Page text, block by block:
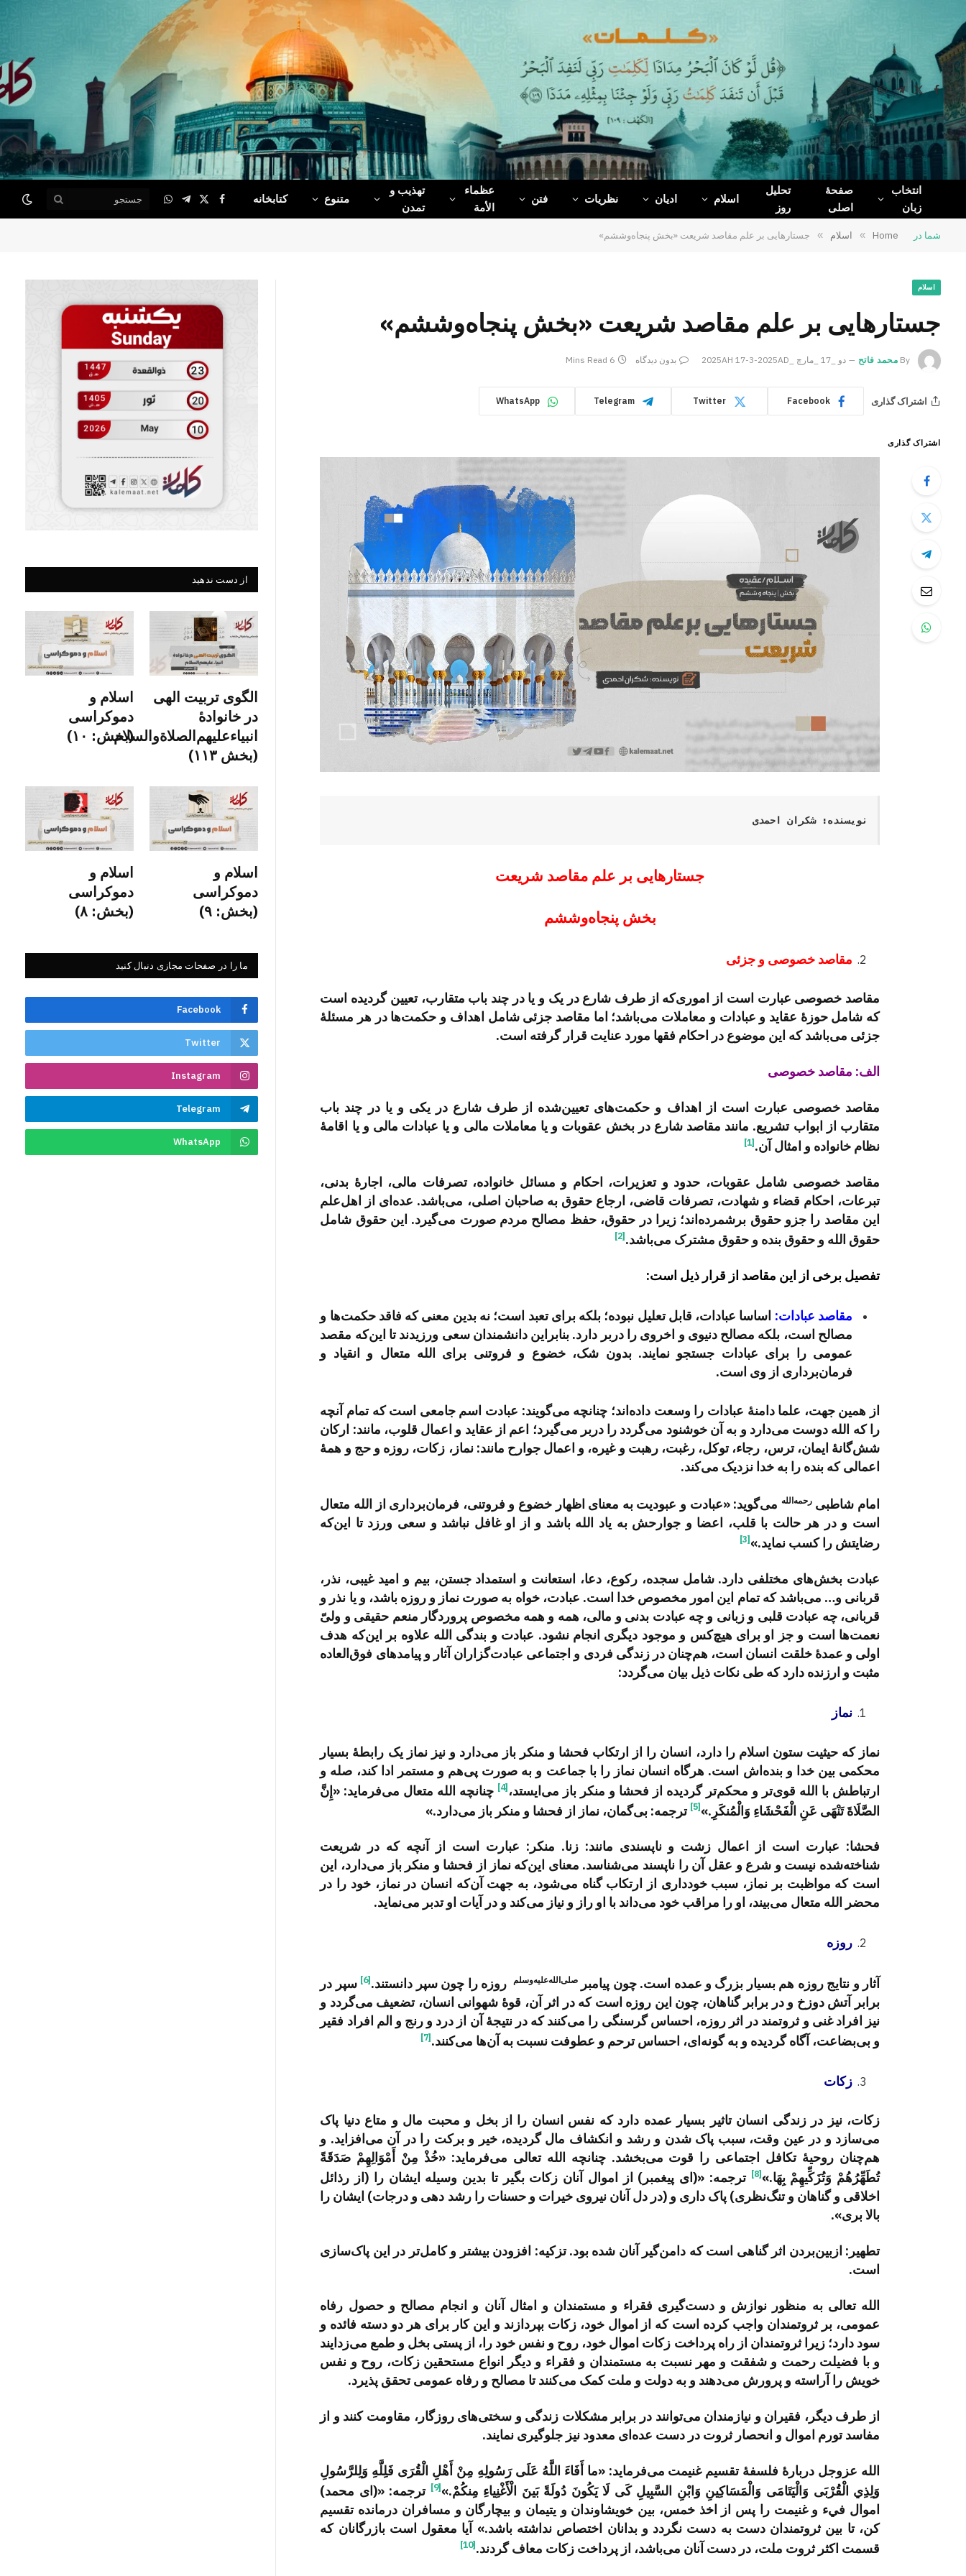
Facebook
X
(Twitter)
Telegram
WhatsApp
انتخاب
زبان
صفحۀ
اصلی
تحلیل
روز
اسلام ادیان نظریات فتن
عظماء‌
الأمة
تهذیب و
تمدن
متنوع کتابخانه Facebook
X
(Twitter)
Telegram
WhatsApp
شما در Home
» اسلام » جستارهایی بر علم مقاصد شریعت «بخش پنجاه‌وششم»
اسلام
جستارهایی بر علم مقاصد شریعت «بخش پنجاه‌وششم»
By محمد فاتح دو _17 _مارچ _2025AH 17-3-2025AD بدون دیدگاه 6 Mins Read
اشتراک گذاری Facebook
Twitter
Telegram
WhatsApp
اشتراک گذاری
نویسنده: شکران احمدی
جستارهایی بر علم مقاصد شریعت
بخش پنجاه‌وششم
مقاصد خصوصی و جزئی
مقاصد خصوصی عبارت است از اموری‌که از طرف شارع در یک و یا در چند باب متقارب، تعیین گردیده است
که شامل حوزۀ عقايد و عبادات و معاملات می‌باشد؛ اما مقاصد جزئی شامل اهداف و حکمت‌ها در هر مسئلۀ
جزئی می‌باشد که این موضوع در احکام فقها مورد عنایت قرار گرفته است.
الف: مقاصد خصوصی
مقاصد خصوصی عبارت است از اهداف و حکمت‌های تعیین‌شده از طرف شارع در یکی و یا در چند باب
متقارب از ابواب تشریع. مانند مقاصد شارع در بخش عقوبات و یا معاملات مالی و یا عبادات مالی و یا اقامۀ
نظام خانواده و امثال آن.[1]
مقاصد خصوصی شامل عقوبات، حدود و تعزيرات، احکام و مسائل خانواده، تصرفات مالی، اجارۀ بدنی،
تبرعات، احكام قضاء و شهادت، تصرفات قاضی، ارجاع حقوق به صاحبان اصلی، می‌باشد. عده‌ای از اهل‌علم
این مقاصد را جزو حقوق برشمرده‌اند؛ زیرا در حقوق، حفظ مصالح مردم صورت می‌گیرد. این حقوق شامل
حقوق الله و حقوق بنده و حقوق مشترک می‌باشد.[2]
تفصیل برخی از این مقاصد از قرار ذیل است:
مقاصد عبادات: اساسا عبادات، قابل تعلیل نبوده؛ بلکه برای تعبد است؛ نه بدین معنی که فاقد حکمت‌ها و
مصالح است، بلکه مصالح دنیوی و اخروی را دربر دارد. بنابراین دانشمندان سعی ورزیدند تا این‌که مقصد
عمومی را برای عبادات جستجو نمایند. بدون شک، خضوع و فروتنی برای الله متعال و انقیاد و
فرمان‌برداری از وی است.
از همین جهت، علما دامنۀ عبادات را وسعت داده‌اند؛ چنانچه می‌گویند: عبادت اسم جامعی است که تمام آنچه
را که الله دوست می‌دارد و به آن خوشنود می‌گردد را دربر می‌گیرد؛ اعم از عقاید و اعمال قلوب، مانند: ارکان
شش‌گانۀ ایمان، ترس، رجاء، توکل، رغبت، رهبت و غیره، و اعمال جوارح مانند: نماز، زکات، روزه و حج و همۀ
اعمالی که بنده را به خدا نزدیک می‌کند.
امام شاطبیرحمه‌الله می‌گوید: «عبادت و عبودیت به معنای اظهار خضوع و فروتنی، فرمان‌برداری از الله متعال
است و در هر حالت با قلب، اعضا و جوارحش به یاد الله باشد و از او غافل نباشد و سعی ورزد تا این‌که
رضایتش را کسب نماید.»[3]
عبادت بخش‌های مختلفی دارد. شامل سجده، رکوع، دعا، استعانت و استمداد جستن، بیم و امید غیبی، نذر،
قربانی و… می‌باشد که تمام این امور مخصوص خدا است. عبادت، خواه به صورت نماز و روزه باشد، و یا نذر و
قربانی، چه عبادت قلبی و زبانی و چه عبادت بدنی و مالی، همه و همه مخصوص پروردگار منعم حقیقی و ولیّ
نعمت‌ها است و جز او برای هیچ‌کس و موجود دیگری انجام نشود. عبادت و بندگی الله علاوه بر این‌که هدف
اولی و عمدۀ خلقت انسان است، هم‌چنان در زندگی فردی و اجتماعی عبادت‌گزاران آثار و پیامدهای فوق‌العاده
مثبت و ارزنده دارد که طی نکات ذیل بیان می‌گردد:
نماز
نماز که حیثیت ستون اسلام را دارد، انسان را از ارتکاب فحشا و منکر باز می‌دارد و نیز نماز یک رابطۀ بسیار
محکمی بین خدا و بنده‌اش است. هرگاه انسان نماز را با جماعت و به صورت پی‌هم و مستمر ادا کند، صله و
ارتباطش با الله قوی‌تر و محکم‌تر گردیده از فحشا و منکر باز می‌ایستد،[4]
چنانچه الله متعال می‌فرماید: «إِنَّ
الصَّلَاةَ تَنْهَى عَنِ الْفَحْشَاءِ وَالْمُنكَرِ.»[5] ترجمه: بی‌گمان، نماز از فحشا و منکر باز می‌دارد.»
فحشا: عبارت است از اعمال زشت و ناپسندی مانند: زنا. منکر: عبارت است از آنچه که در شریعت
شناخته‌شده نیست و شرع و عقل آن را ناپسند می‌شناسد. معنای این‌که نماز از فحشا و منکر باز می‌دارد، این
است که مواظبت بر نماز، سبب خودداری از ارتکاب گناه می‌شود، به جهت آن‌که انسان در نماز، خود را در
محضر الله متعال می‌بیند، او را مراقب خود می‌داند با او راز و نیاز می‌کند و در آیات او تدبر می‌نماید.
روزه
آثار و نتایج روزه هم بسیار بزرگ و عمده است. چون پیامبرصلی‌الله‌علیه‌وسلم روزه را چون سپر دانستند.[6]
سپر در
برابر آتش دوزخ و در برابر گناهان، چون این روزه است که در اثر آن، قوۀ شهوانی انسان، تضعیف می‌گردد و
نیز افراد غنی و ثروتمند در اثر روزه، احساس گرسنگی را می‌کنند که در نتیجۀ آن از درد و رنج و الم افراد فقیر
و بی‌بضاعت، آگاه گردیده و به گونه‌ای، احساس ترحم و عطوفت نسبت به آن‌ها می‌کنند.[7]
زکات
زکات، نیز در زندگی انسان تاثیر بسیار عمده دارد که نفس انسان را از بخل و محبت مال و متاع دنیا پاک
می‌سازد و در عین وقت، سبب پاک شدن و رشد و انکشاف مال گردیده، خیر و برکت را در آن می‌افزاید. و
هم‌چنان روحیۀ تکافل اجتماعی را قوت می‌بخشد. چنانچه الله تعالی می‌فرماید: «خُذْ مِنْ أَمْوَالِهِمْ صَدَقَةً
تُطَهِّرُهُمْ وَتُزَكِّيهِمْ بِهَا.»[8]
ترجمه: «(ای پیغمبر) از اموال آنان زکات بگیر تا بدین وسیله ایشان را (از رذائل
اخلاقی و گناهان و تنگ‌نظری) پاک داری و (در دل آنان نیروی خیرات و حسنات را رشد دهی و درجات) ایشان را
بالا بری».
تطهیر: ازبین‌بردن اثر گناهی است که دامن‌گیر آنان شده بود. تزکیه: افزودن بیشتر و کامل‌تر در این پاک‌سازی
است.
الله تعالی به منظور نوازش و دست‌گیری فقراء و مستمندان و امثال آنان و انجام مصالح و حصول رفاه
عمومی، بر ثروتمندان واجب کرده است که از اموال خود، زکات بپردازند و این کار برای هر دو دسته فائده و
سود دارد؛ زیرا ثروتمندان از راه پرداخت زکات اموال خود، روح و نفس خود را، از پستی بخل و طمع می‌زدایند
و با فضیلت رحمت و شفقت و مهر نسبت به مستمندان و فقراء و دیگر انواع مستحقین زکات، روح و نفس
خویش را آراسته و پرورش می‌دهند و به دولت و ملت کمک می‌کنند تا مصالح و رفاه عمومی تحقق پذیرد.
از طرف دیگر، فقیران و نیازمندان می‌توانند در برابر مشکلات زندگی و سختی‌های روزگار، مقاومت کنند و از
مفاسد تورم اموال و انحصار ثروت در دست عده‌ای معدود نیز جلوگیری نمایند.
الله عزوجل دربارۀ فلسفۀ تقسیم غنیمت می‌فرماید: «ما أَفَاءَ اللَّهُ عَلَى رَسُولِهِ مِنْ أَهْلِ الْقُرَى فَلِلَّهِ وَلِلرَّسُولِ
وَلِذِي الْقُرْبَى وَالْيَتَامَى وَالْمَسَاكِينِ وَابْنِ السَّبِيلِ كَى لَا يَكُونَ دُولَةً بَينَ الْأَغْنِياءِ مِنكُمْ.»[9]
ترجمه: «(ای محمد)
اموال فيء و غنیمت را پس از اخذ خمس، بین خویشاوندان و یتیمان و بیچارگان و مسافران درمانده تقسیم
کن، تا بین ثروتمندان دست به دست نگردد و بدانان اختصاص نداشته باشد.» آیا معقول است بازرگانان که
قسمت اكثر ثروت ملت، در دست آنان می‌باشد، از پرداخت زکات معاف گردند.[10]
از دست ندهید
الگوی تربیت الهی
در خانوادۀ
انبیاءعلیهم‌الصلاةو‌السلام
(بخش ۱۱۳)
اسلام و
دموکراسی
(بخش: ۱۰)
اسلام و
دموکراسی
(بخش: ۹)
اسلام و
دموکراسی
(بخش: ۸)
ما را در صفحات مجازی دنبال کنید
Facebook
Twitter
Instagram
Telegram
WhatsApp